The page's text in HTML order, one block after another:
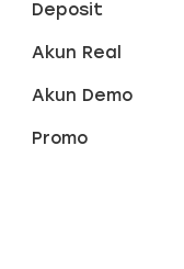
Deposit
Akun Real
Akun Demo
Promo